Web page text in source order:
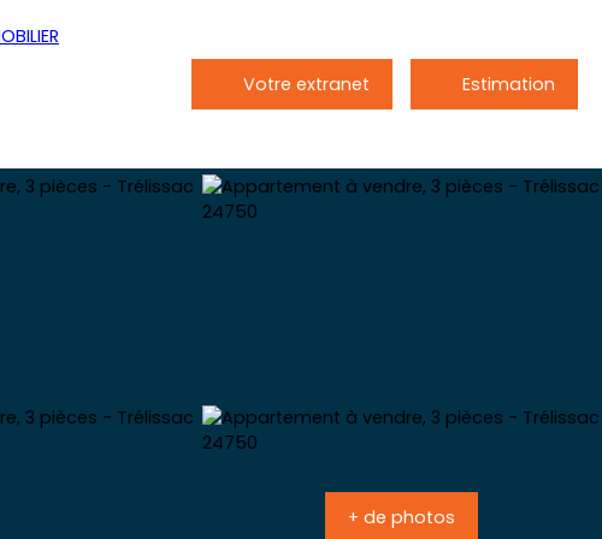
Votre extranet Estimation
+ de photos